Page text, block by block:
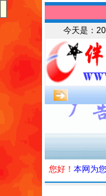
今天是：
您好！ 本网为